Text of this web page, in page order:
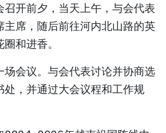
表新闻
库
频
开前夕，当天上午，与会代表
主席，随后前往河内北山路的英
和进香。
会议。与会代表讨论并协商选
，并通过大会议程和工作规